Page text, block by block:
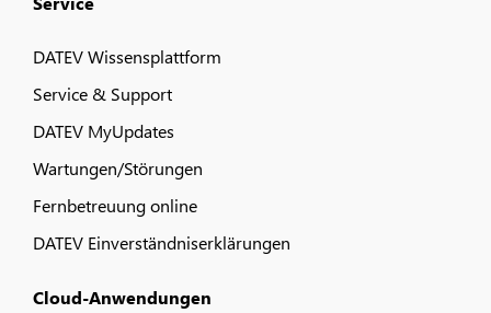
DATEV Wissensplattform
Service & Support
DATEV MyUpdates
Wartungen/Störungen
Fernbetreuung online
DATEV Einverständniserklärungen
Cloud-Anwendungen